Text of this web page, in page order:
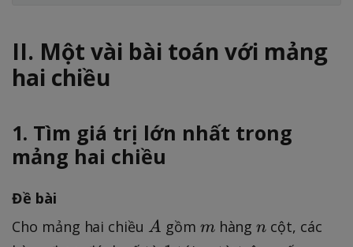
II. Một vài bài toán với mảng
hai chiều
1. Tìm giá trị lớn nhất trong
mảng hai chiều
Đề bài
Cho mảng hai chiều A
A gồm m
mhàngn
n cột, các